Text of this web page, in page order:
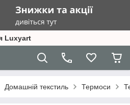
Luxyart
Домашній текстиль Термоси